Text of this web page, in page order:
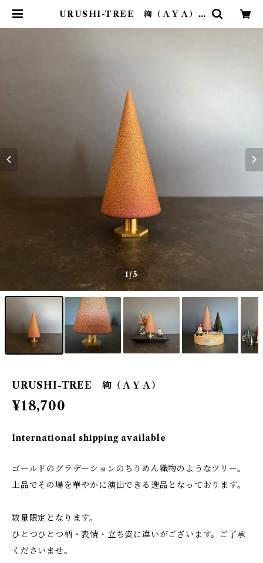
URUSHI-TREE 絢（ＡＹＡ） |
1/5
URUSHI-TREE 絢（ＡＹＡ）
¥18,700
International shipping available
ゴールドのグラデーションのちりめん織物のようなツリー。
上品でその場を華やかに演出できる逸品となっております。
数量限定となります。
ひとつひとつ柄・表情・立ち姿に違いがございます。ご了承
くださいませ。